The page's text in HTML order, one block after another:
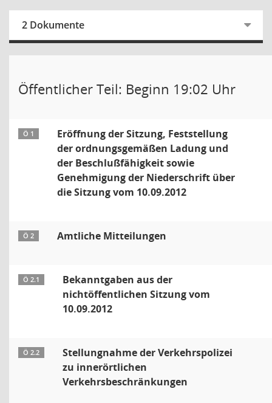
2 Dokumente
Öffentlicher Teil: Beginn 19:02 Uhr
Ö 1
Eröffnung der Sitzung, Feststellung
der ordnungsgemäßen Ladung und
der Beschlußfähigkeit sowie
Genehmigung der Niederschrift über
die Sitzung vom 10.09.2012
Ö 2 Amtliche Mitteilungen
Ö 2.1
Bekanntgaben aus der
nichtöffentlichen Sitzung vom
10.09.2012
Ö 2.2
Stellungnahme der Verkehrspolizei
zu innerörtlichen
Verkehrsbeschränkungen